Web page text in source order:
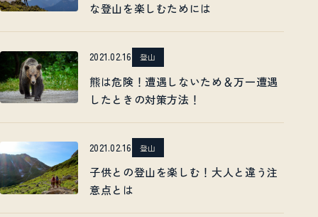
な登山を楽しむためには
2021.02.16 登山
熊は危険！遭遇しないため＆万一遭遇
したときの対策方法！
2021.02.16 登山
子供との登山を楽しむ！大人と違う注
意点とは